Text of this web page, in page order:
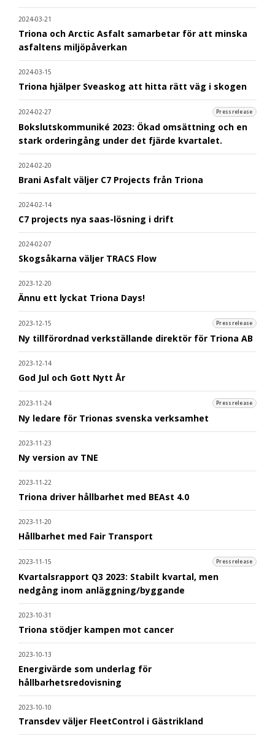
2024-03-21
Triona och Arctic Asfalt samarbetar för att minska
asfaltens miljöpåverkan
2024-03-15
Triona hjälper Sveaskog att hitta rätt väg i skogen
2024-02-27 Pressrelease
Bokslutskommuniké 2023: Ökad omsättning och en
stark orderingång under det fjärde kvartalet.
2024-02-20
Brani Asfalt väljer C7 Projects från Triona
2024-02-14
C7 projects nya saas-lösning i drift
2024-02-07
Skogsåkarna väljer TRACS Flow
2023-12-20
Ännu ett lyckat Triona Days!
2023-12-15 Pressrelease
Ny tillförordnad verkställande direktör för Triona AB
2023-12-14
God Jul och Gott Nytt År
2023-11-24 Pressrelease
Ny ledare för Trionas svenska verksamhet
2023-11-23
Ny version av TNE
2023-11-22
Triona driver hållbarhet med BEAst 4.0
2023-11-20
Hållbarhet med Fair Transport
2023-11-15 Pressrelease
Kvartalsrapport Q3 2023: Stabilt kvartal, men
nedgång inom anläggning/byggande
2023-10-31
Triona stödjer kampen mot cancer
2023-10-13
Energivärde som underlag för
hållbarhetsredovisning
2023-10-10
Transdev väljer FleetControl i Gästrikland